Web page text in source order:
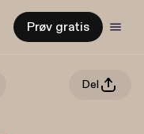
Prøv gratis
Del